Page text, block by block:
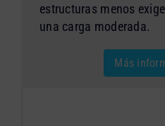
estructuras menos
una carga moderada.
Más